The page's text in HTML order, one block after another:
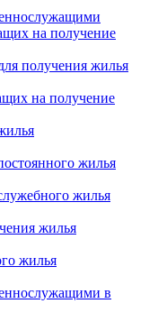
на получение
получения жилья
на получение
жилья
жилья
жилья
жилья
в